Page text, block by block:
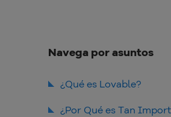
Navega por asuntos
¿Qué es Lovable?
Precentacion de la
¿Por Qué es Tan